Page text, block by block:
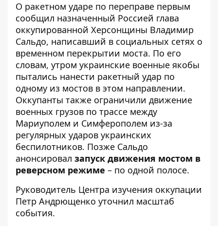
О ракетном ударе по переправе первым
сообщил назначенный Россией глава
оккупированной Херсонщины Владимир
Сальдо, написавший в социальных сетях о
временном перекрытии моста. По его
словам, утром украинские военные якобы
пытались нанести ракетный удар по
одному из мостов в этом направлении.
Оккупанты также ограничили движение
военных грузов по трассе между
Мариуполем и Симферополем из-за
регулярных ударов украинских
беспилотников. Позже Сальдо
анонсировал запуск движения мостом в
реверсном режиме – по одной полосе.
Руководитель Центра изучения оккупации
Петр Андрющенко уточнил масштаб
события.